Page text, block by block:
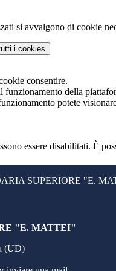
si avvalgono di cookie
i cookies
consentire.
funzionamento della
potete
essere disabilitati. È
SUPERIORE "E.
"E. MATTEI"
(UD)